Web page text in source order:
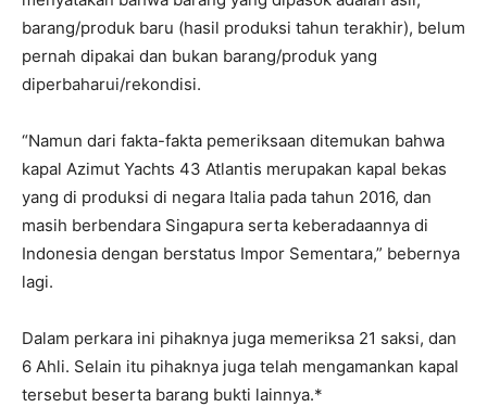
barang/produk baru (hasil produksi tahun terakhir), belum
pernah dipakai dan bukan barang/produk yang
diperbaharui/rekondisi.
“Namun dari fakta-fakta pemeriksaan ditemukan bahwa
kapal Azimut Yachts 43 Atlantis merupakan kapal bekas
yang di produksi di negara Italia pada tahun 2016, dan
masih berbendara Singapura serta keberadaannya di
Indonesia dengan berstatus Impor Sementara,” bebernya
lagi.
Dalam perkara ini pihaknya juga memeriksa 21 saksi, dan
6 Ahli. Selain itu pihaknya juga telah mengamankan kapal
tersebut beserta barang bukti lainnya.*